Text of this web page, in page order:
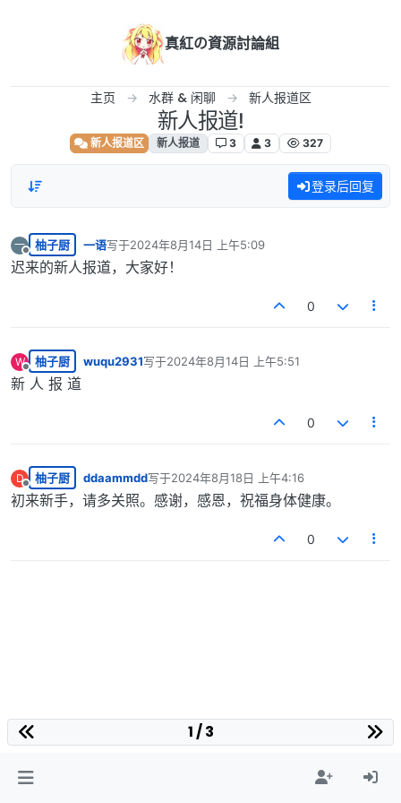
真紅の資源討論組
主页 水群 & 闲聊 新人报道区
新人报道!
新人报道区 新人报道 3 3 327
登录后回复
一
离线
柚子厨 一语写于2024年8月14日 上午5:09
最后由 编辑
迟来的新人报道，大家好！
0
W
离线
柚子厨 wuqu2931写于2024年8月14日 上午5:51
最后由 编辑
新 人 报 道
0
D
离线
柚子厨 ddaammdd写于2024年8月18日 上午4:16
最后由 编辑
初来新手，请多关照。感谢，感恩，祝福身体健康。
0
1 / 3